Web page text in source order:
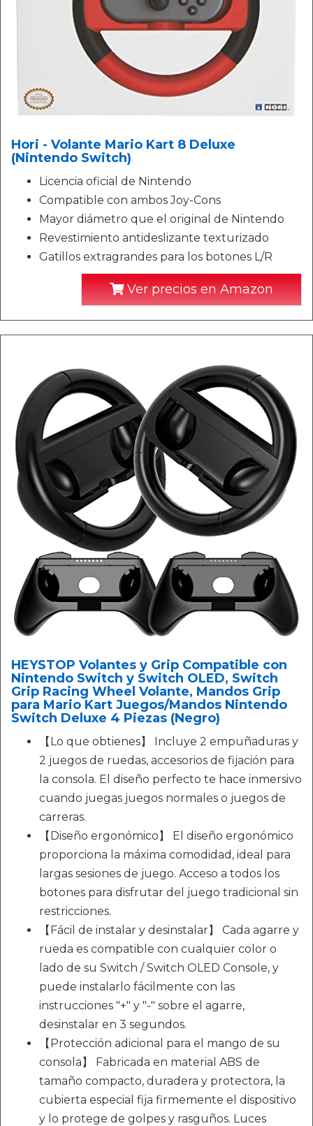
Hori - Volante Mario Kart 8 Deluxe
(Nintendo Switch)
Licencia oficial de Nintendo
Compatible con ambos Joy-Cons
Mayor diámetro que el original de Nintendo
Revestimiento antideslizante texturizado
Gatillos extragrandes para los botones L/R
Ver precios en Amazon
HEYSTOP Volantes y Grip Compatible con
Nintendo Switch y Switch OLED, Switch
Grip Racing Wheel Volante, Mandos Grip
para Mario Kart Juegos/Mandos Nintendo
Switch Deluxe 4 Piezas (Negro)
【Lo que obtienes】 Incluye 2 empuñaduras y
2 juegos de ruedas, accesorios de fijación para
la consola. El diseño perfecto te hace inmersivo
cuando juegas juegos normales o juegos de
carreras.
【Diseño ergonómico】 El diseño ergonómico
proporciona la máxima comodidad, ideal para
largas sesiones de juego. Acceso a todos los
botones para disfrutar del juego tradicional sin
restricciones.
【Fácil de instalar y desinstalar】 Cada agarre y
rueda es compatible con cualquier color o
lado de su Switch / Switch OLED Console, y
puede instalarlo fácilmente con las
instrucciones "+" y "-" sobre el agarre,
desinstalar en 3 segundos.
【Protección adicional para el mango de su
consola】 Fabricada en material ABS de
tamaño compacto, duradera y protectora, la
cubierta especial fija firmemente el dispositivo
y lo protege de golpes y rasguños. Luces